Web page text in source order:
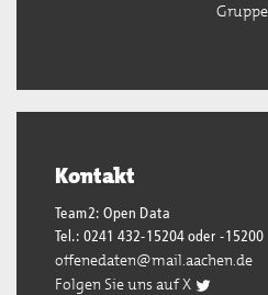
Kontakt
Team2: Open Data
Tel.: 0241 432-15204 oder -15200
offenedaten@mail.aachen.de
Folgen Sie uns auf X